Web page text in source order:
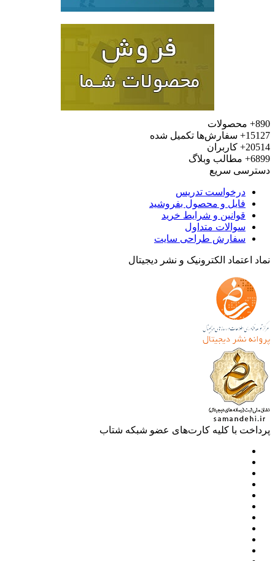
محصولات
سفارش‌ها تکمیل شده
کاربران
مطالب وبلاگ
سریع
درخواست تدریس
فایل و محصول بفروشید
قوانین و شرایط خرید
سوالات متداول
سفارش طراحی سایت
اعتماد الکترونیک و نشر دیجیتال
با کلیه کارت‌های عضو شبکه شتاب